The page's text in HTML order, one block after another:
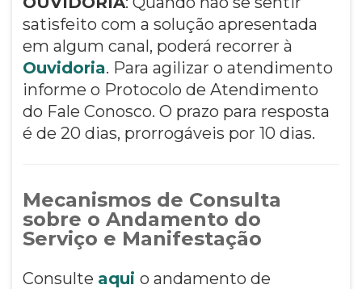
satisfeito com a solução apresentada
em algum canal, poderá recorrer à
Ouvidoria. Para agilizar o atendimento
informe o Protocolo de Atendimento
do Fale Conosco. O prazo para resposta
é de 20 dias, prorrogáveis por 10 dias.
Mecanismos de Consulta
sobre o Andamento do
Serviço e Manifestação
Consulte aqui o andamento de